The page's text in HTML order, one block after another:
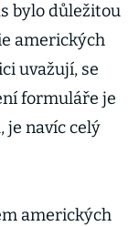
bylo důležitou
amerických
uvažují, se
formuláře je
je navíc celý
amerických